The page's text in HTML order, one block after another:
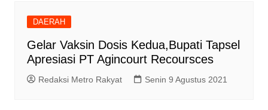
DAERAH
Gelar Vaksin Dosis Kedua,Bupati Tapsel
Apresiasi PT Agincourt Recoursces
Redaksi Metro Rakyat Senin 9 Agustus 2021